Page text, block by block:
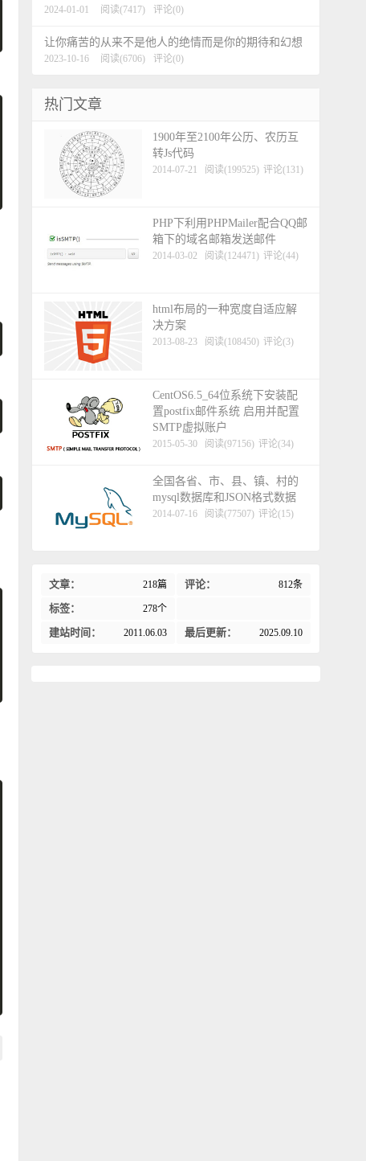
2024-01-01 阅读(7417) 评论(0)
让你痛苦的从来不是他人的绝情而是你的期待和幻想
2023-10-16 阅读(6706) 评论(0)
热门文章
1900年至2100年公历、农历互
转Js代码
2014-07-21 阅读(199525) 评论(131)
PHP下利用PHPMailer配合QQ邮
箱下的域名邮箱发送邮件
2014-03-02 阅读(124471) 评论(44)
html布局的一种宽度自适应解
决方案
2013-08-23 阅读(108450) 评论(3)
CentOS6.5_64位系统下安装配
置postfix邮件系统 启用并配置
SMTP虚拟账户
2015-05-30 阅读(97156) 评论(34)
全国各省、市、县、镇、村的
mysql数据库和JSON格式数据
2014-07-16 阅读(77507) 评论(15)
文章： 218篇 评论： 812条
标签： 278个
建站时间： 2011.06.03 最后更新： 2025.09.10